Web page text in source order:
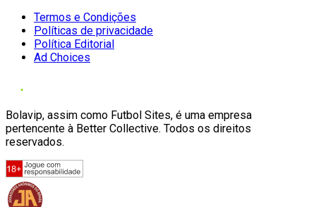
Termos e Condições
Políticas de privacidade
Política Editorial
Ad Choices
Bolavip, assim como Futbol Sites, é uma empresa
pertencente à Better Collective. Todos os direitos
reservados.